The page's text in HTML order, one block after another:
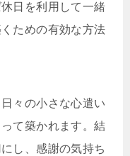
日を利用して一緒
ための有効な方法
々の小さな心遣い
て築かれます。結
し、感謝の気持ち